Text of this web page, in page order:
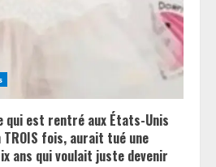
qui est rentré aux États-Unis
fois, aurait tué une
ans qui voulait juste devenir